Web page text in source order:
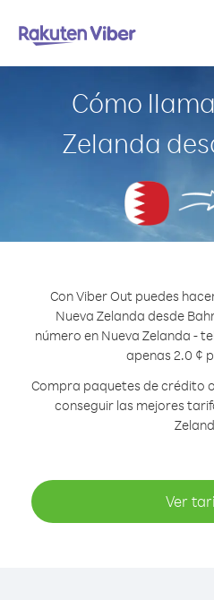
Cómo
Zelanda
Con Viber Out puedes
Nueva Zelanda desde
número en Nueva Zelanda -
apenas 2.0 ¢
Compra paquetes de crédito
conseguir las mejores
Ver